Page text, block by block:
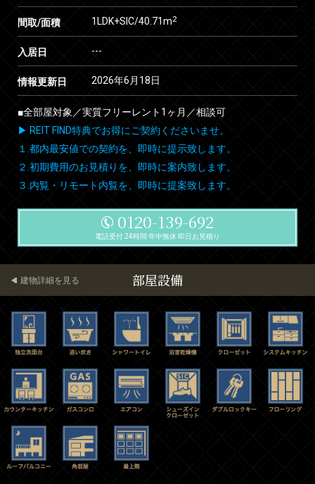
間取/面積 1LDK+SIC/40.71m2
入居日 ---
情報更新日 2026年6月18日
■全部屋対象／実質フリーレント1ヶ月／相談可
▶ REIT FIND特典でお得にご契約くださいませ。
１.都内最安値での契約を、即時に提示致します。
２.初期費用のお見積りを、即時に案内致します。
３.内覧・リモート内覧を、即時に提案致します。
0120-139-692
電話受付 24時間 年中無休 即日お見積り
部屋設備
建物詳細を見る